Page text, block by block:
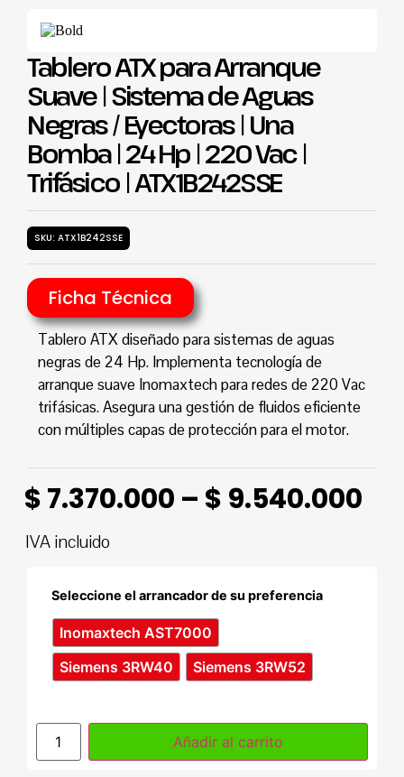
Tablero ATX para Arranque
Suave | Sistema de Aguas
Negras / Eyectoras | Una
Bomba | 24 Hp | 220 Vac |
Trifásico | ATX1B242SSE
SKU: ATX1B242SSE
Ficha Técnica
Tablero ATX diseñado para sistemas de aguas
negras de 24 Hp. Implementa tecnología de
arranque suave Inomaxtech para redes de 220 Vac
trifásicas. Asegura una gestión de fluidos eficiente
con múltiples capas de protección para el motor.
$7.370.000 – $ 9.540.000
IVA incluido
Seleccione el arrancador de su preferencia
Inomaxtech AST7000
Siemens 3RW40
Siemens 3RW52
Añadir al carrito